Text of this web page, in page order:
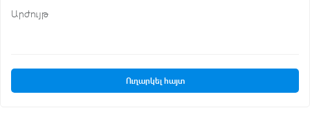
Արժույթ
Ուղարկել հայտ